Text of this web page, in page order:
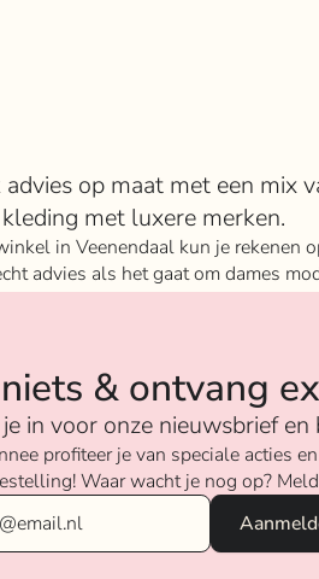
Klokje
op maat met een mix
met luxere merken.
in Veenendaal kun je rekenen
advies als het gaat om dames
ons concept; het mixen en
& ontvang
in voor onze nieuwsbrief
profiteer je van speciale acties
Waar wacht je nog op?